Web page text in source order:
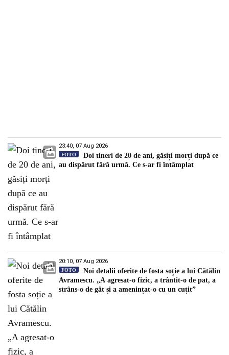
23:40, 07 Aug 2026
FOTO
Doi tineri de 20 de ani, găsiți morți după ce
au dispărut fără urmă. Ce s-ar fi întâmplat
20:10, 07 Aug 2026
FOTO
Noi detalii oferite de fosta soție a lui Cătălin
Avramescu. „A agresat-o fizic, a trântit-o de pat, a
strâns-o de gât și a amenințat-o cu un cuțit”